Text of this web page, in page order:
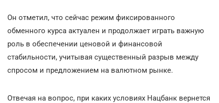
Он отметил, что сейчас режим фиксированного
обменного курса актуален и продолжает играть важную
роль в обеспечении ценовой и финансовой
стабильности, учитывая существенный разрыв между
спросом и предложением на валютном рынке.
Отвечая на вопрос, при каких условиях Нацбанк вернется